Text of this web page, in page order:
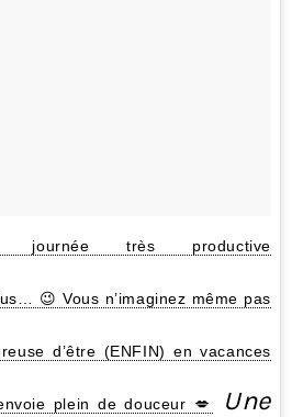
très productive
😉 Vous n’imaginez même pas
d’être (ENFIN) en vacances
plein de douceur 💋
Une